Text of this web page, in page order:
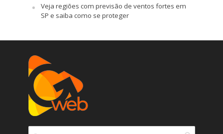
Veja regiões com previsão de ventos fortes em
SP e saiba como se proteger